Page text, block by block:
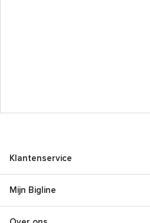
Klantenservice
Mijn Bigline